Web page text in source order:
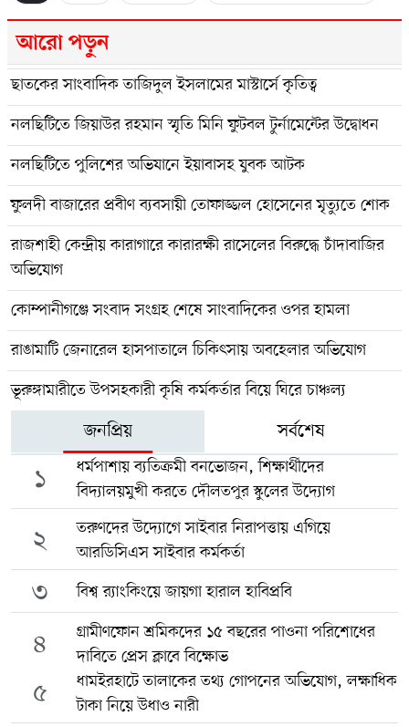
আরো পড়ুন
ছাতকের সাংবাদিক তাজিদুল ইসলামের মাস্টার্সে কৃতিত্ব
নলছিটিতে জিয়াউর রহমান স্মৃতি মিনি ফুটবল টুর্নামেন্টের উদ্বোধন
নলছিটিতে পুলিশের অভিযানে ইয়াবাসহ যুবক আটক
ফুলদী বাজারের প্রবীণ ব্যবসায়ী তোফাজ্জল হোসেনের মৃত্যুতে শোক
রাজশাহী কেন্দ্রীয় কারাগারে কারারক্ষী রাসেলের বিরুদ্ধে চাঁদাবাজির
অভিযোগ
কোম্পানীগঞ্জে সংবাদ সংগ্রহ শেষে সাংবাদিকের ওপর হামলা
রাঙামাটি জেনারেল হাসপাতালে চিকিৎসায় অবহেলার অভিযোগ
ভূরুঙ্গামারীতে উপসহকারী কৃষি কর্মকর্তার বিয়ে ঘিরে চাঞ্চল্য
জনপ্রিয় সর্বশেষ
১
ধর্মপাশায় ব্যতিক্রমী বনভোজন, শিক্ষার্থীদের
বিদ্যালয়মুখী করতে দৌলতপুর স্কুলের উদ্যোগ
২
তরুণদের উদ্যোগে সাইবার নিরাপত্তায় এগিয়ে
আরডিসিএস সাইবার কর্মকর্তা
৩ বিশ্ব র‍্যাংকিংয়ে জায়গা হারাল হাবিপ্রবি
৪
গ্রামীণফোন শ্রমিকদের ১৫ বছরের পাওনা পরিশোধের
দাবিতে প্রেস ক্লাবে বিক্ষোভ
৫
ধামইরহাটে তালাকের তথ্য গোপনের অভিযোগ, লক্ষাধিক
টাকা নিয়ে উধাও নারী